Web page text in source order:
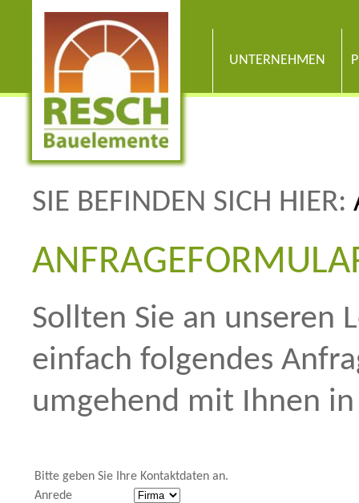
UNTERNEHMEN
SIE BEFINDEN SICH HIER:
Sollten Sie an unseren
einfach folgendes
umgehend mit Ihnen
Bitte geben Sie Ihre Kontaktdaten an.
Anrede